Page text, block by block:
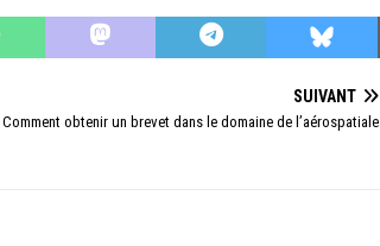
SUIVANT
Comment obtenir un brevet dans le domaine de l’aérospatiale